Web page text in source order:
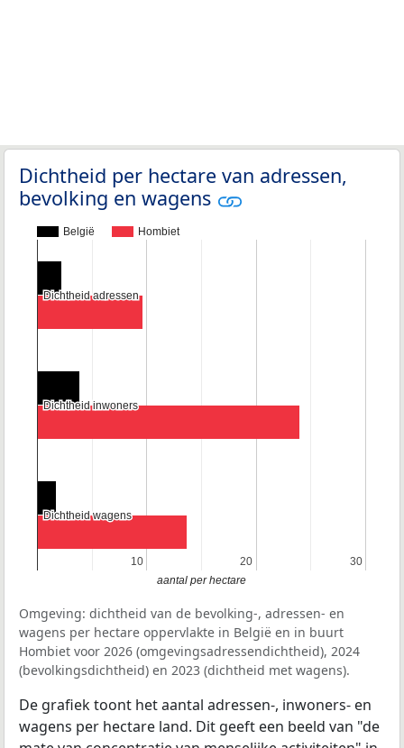
Dichtheid per hectare van adressen,
bevolking en wagens
België Hombiet
10
10 20
20 30
30
Dichtheid adressen
Dichtheid adressen
Dichtheid inwoners
Dichtheid inwoners
Dichtheid wagens
Dichtheid wagens
aantal per hectare
Omgeving: dichtheid van de bevolking-, adressen- en
wagens per hectare oppervlakte in België en in buurt
Hombiet voor 2026 (omgevingsadressendichtheid), 2024
(bevolkingsdichtheid) en 2023 (dichtheid met wagens).
De grafiek toont het aantal adressen-, inwoners- en
wagens per hectare land. Dit geeft een beeld van "de